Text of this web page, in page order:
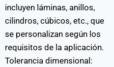
incluyen láminas, anillos,
cilindros, cúbicos, etc., que
se personalizan según los
requisitos de la aplicación.
Tolerancia dimensional: